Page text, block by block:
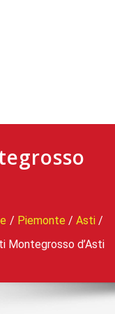
/ Piemonte / Asti /
Montegrosso d’Asti